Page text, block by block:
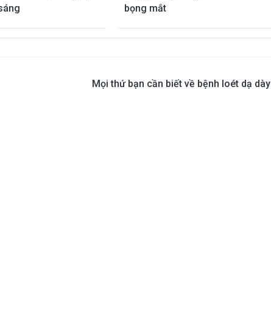
bọng mắt
Mọi thứ bạn cần biết về bệnh loét dạ dày